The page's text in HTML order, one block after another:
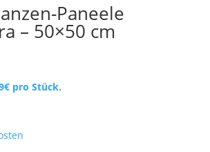
Paneele
– 50×50 cm
€pro Stück.